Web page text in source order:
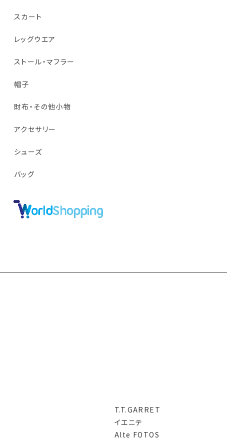
スカート
レッグウエア
ストール・マフラー
帽子
財布・その他小物
アクセサリー
シューズ
バッグ
T.T.GARRET
イエニテ
Alte FOTOS